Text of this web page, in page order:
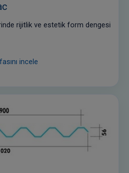
rijitlik ve estetik form dengesi
incele